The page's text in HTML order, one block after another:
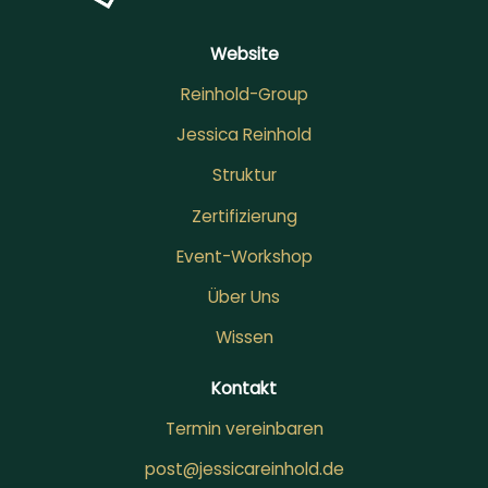
Website
Reinhold-Group
Jessica Reinhold
Struktur
Zertifizierung
Event-Workshop
Über Uns
Wissen
Kontakt
Termin vereinbaren
post@jessicareinhold.de